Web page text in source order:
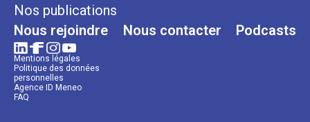
Nos publications
Nous rejoindre Nous contacter Podcasts
Mentions légales
Politique des données
personnelles
Agence ID Meneo
FAQ